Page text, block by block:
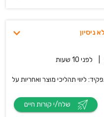
ניסיון
לפני 10 שעות
ליווי תהליכי מוצר ואחריות על